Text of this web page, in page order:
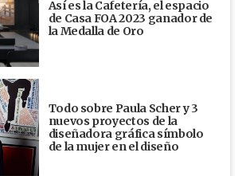
Así es la Cafetería, el espacio
de Casa FOA 2023 ganador de
la Medalla de Oro
Todo sobre Paula Scher y 3
nuevos proyectos de la
diseñadora gráfica símbolo
de la mujer en el diseño